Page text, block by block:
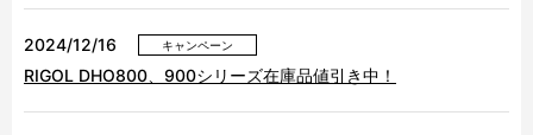
2024/12/16 キャンペーン
RIGOL DHO800、900シリーズ在庫品値引き中！